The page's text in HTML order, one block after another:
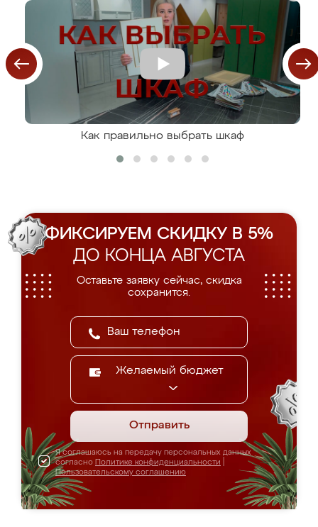
Как правильно выбрать шкаф
ФИКСИРУЕМ СКИДКУ В 5%
ДО КОНЦА АВГУСТА
Оставьте заявку сейчас, скидка
сохранится.
Желаемый бюджет
Отправить
Я соглашаюсь на передачу персональных данных
согласно Политике конфиденциальности
Пользовательскому соглашению